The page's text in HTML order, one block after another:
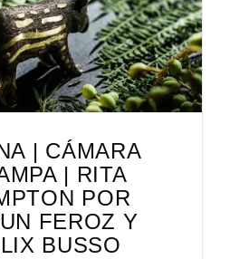
| CÁMARA
| RITA
POR
FEROZ Y
BUSSO